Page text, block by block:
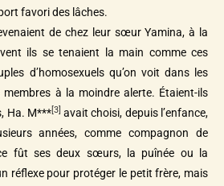
favori des lâches.
de chez leur sœur Yamina, à la
ils se tenaient la main comme ces
d’homosexuels qu’on voit dans les
à la moindre alerte. Étaient-ils
Ha. M***[3] avait choisi, depuis l’enfance,
années, comme compagnon de
fût ses deux sœurs, la puînée ou la
réflexe pour protéger le petit frère, mais